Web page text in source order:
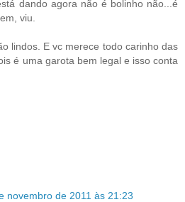
dando agora não é bolinho não...é
viu.
lindos. E vc merece todo carinho das
é uma garota bem legal e isso conta
novembro de 2011 às 21:23